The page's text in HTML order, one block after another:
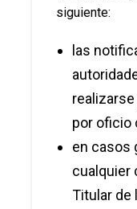
siguiente:
las
por oficio
en casos
cualquier
Titular de